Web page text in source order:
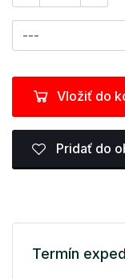
Vložiť do
Pridať do
Termín